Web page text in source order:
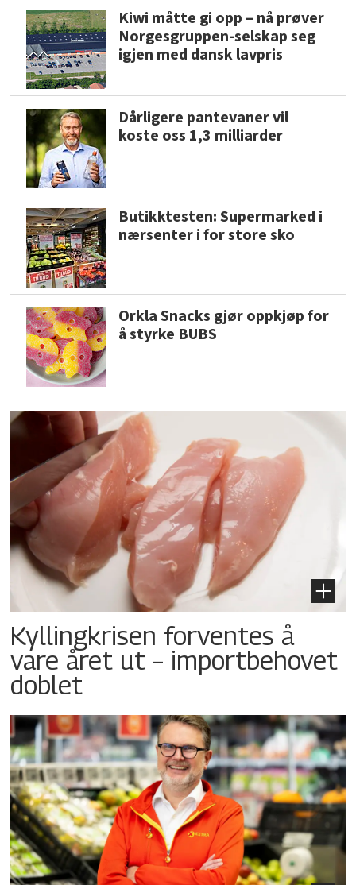
Kiwi måtte gi opp – nå prøver
Norgesgruppen-selskap seg
igjen med dansk lavpris
Dårligere pantevaner vil
koste oss 1,3 milliarder
Butikktesten: Supermarked i
nærsenter i for store sko
Orkla Snacks gjør oppkjøp for
å styrke BUBS
Kyllingkrisen forventes å
vare året ut – importbehovet
doblet